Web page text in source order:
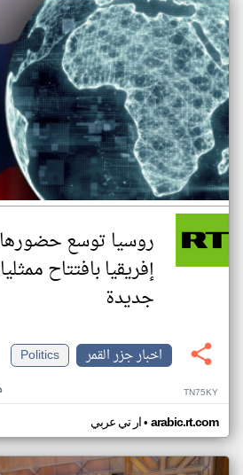
روسيا توسع
جديدة
اخبار جزر القمر
Politics
TN75KY
ار تي عربي• arabic.rt.com